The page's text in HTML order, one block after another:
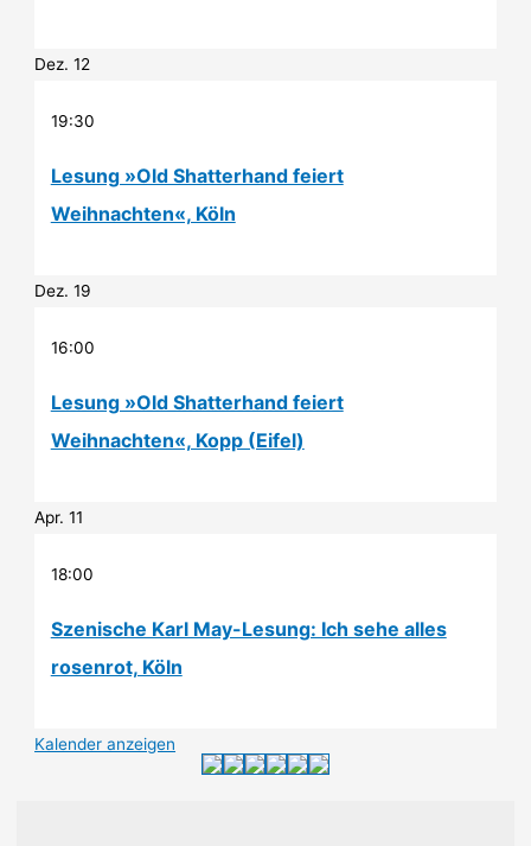
Dez.12
19:30
Lesung »Old Shatterhand feiert
Weihnachten«, Köln
Dez.19
16:00
Lesung »Old Shatterhand feiert
Weihnachten«, Kopp (Eifel)
Apr.11
18:00
Szenische Karl May-Lesung: Ich sehe alles
rosenrot, Köln
Kalender anzeigen